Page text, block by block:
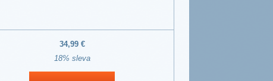
34,99 €
18% sleva